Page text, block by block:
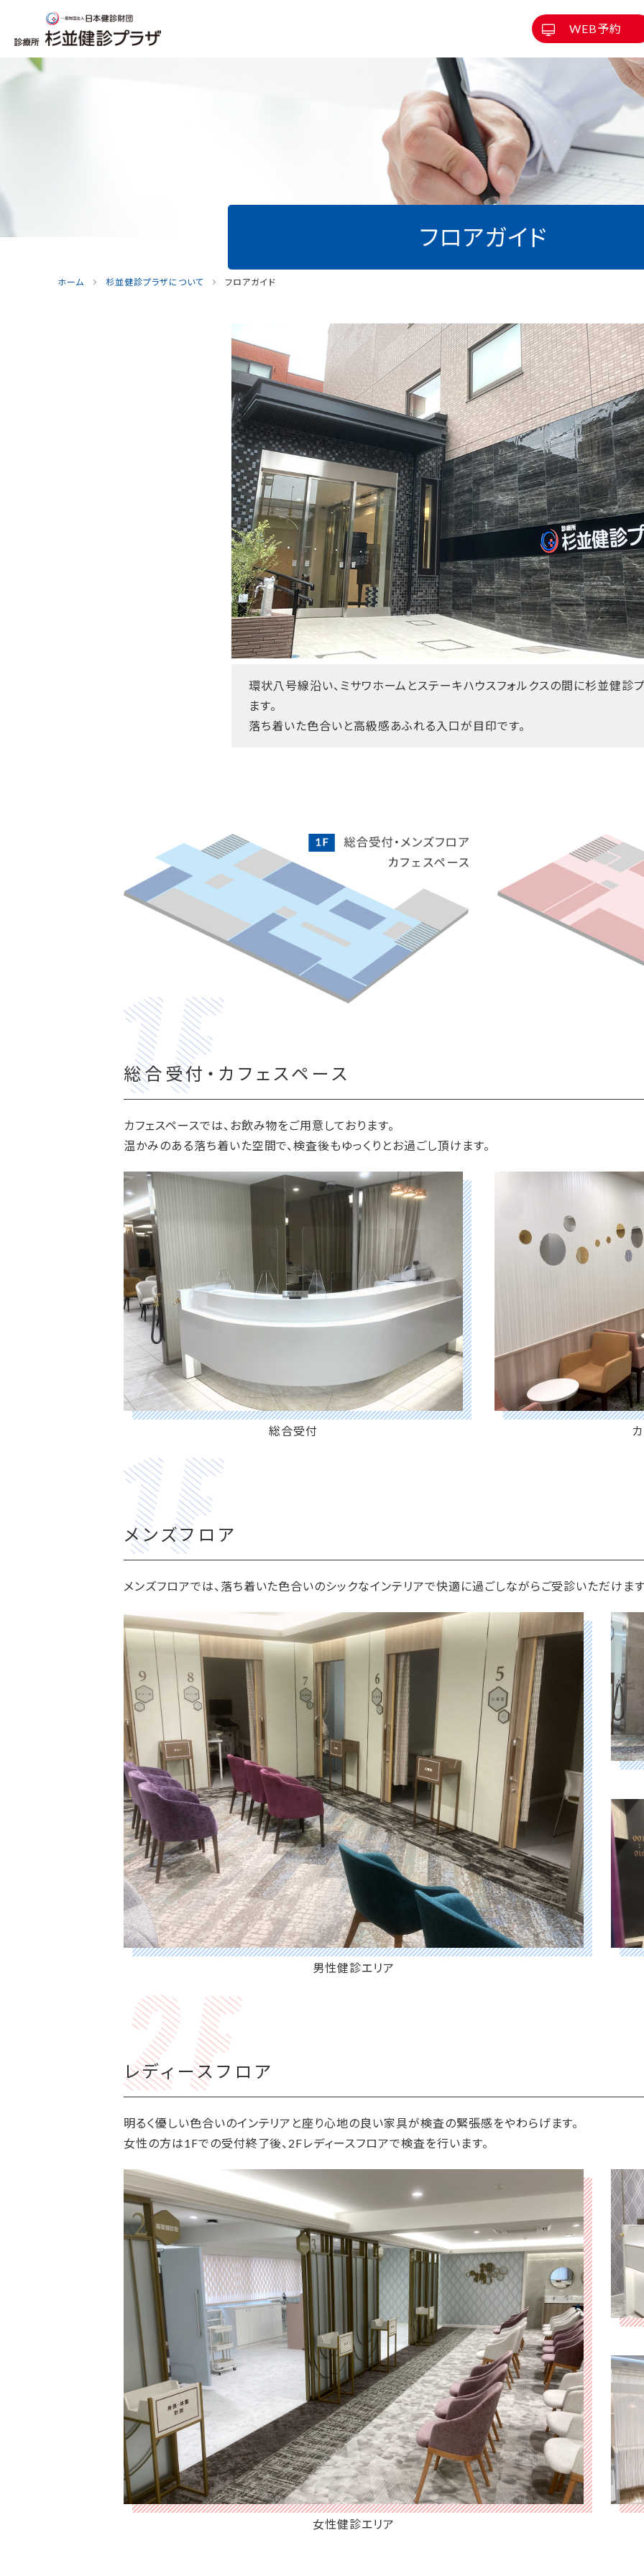
WEB予約
フロアガイド
ホーム 杉並健診プラザについて フロアガイド
環状八号線沿い、ミサワホームとステーキハウスフォルクスの間に杉並健診
ます。
落ち着いた色合いと高級感あふれる入口が目印です。
総合受付・カフェスペース
カフェスペースでは、お飲み物をご用意しております。
温かみのある落ち着いた空間で、検査後もゆっくりとお過ごし頂けます。
総合受付
メンズフロア
メンズフロアでは、落ち着いた色合いのシックなインテリアで快適に過ごしながらご受診いただけます
男性健診エリア
レディースフロア
明るく優しい色合いのインテリアと座り心地の良い家具が検査の緊張感をやわらげます。
女性の方は1Fでの受付終了後、2Fレディースフロアで検査を行います。
女性健診エリア